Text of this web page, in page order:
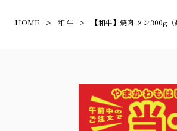
HOME 和 牛 【和牛】焼肉 タン300g